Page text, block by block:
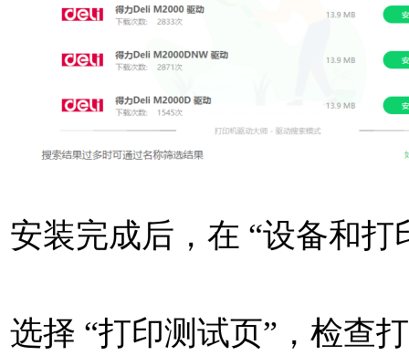
安装完成后，在 “设备和
选择 “打印测试页”，检查